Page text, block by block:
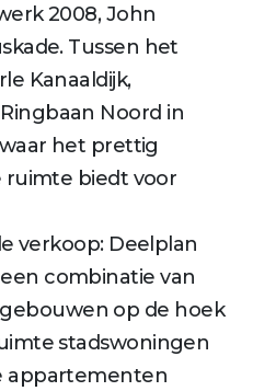
2008, John
Tussen het
Kanaaldijk,
Noord in
het prettig
ruimte biedt voor
verkoop: Deelplan
combinatie van
op de hoek
stadswoningen
appartementen